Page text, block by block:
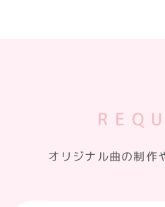
オリジナル曲の制作